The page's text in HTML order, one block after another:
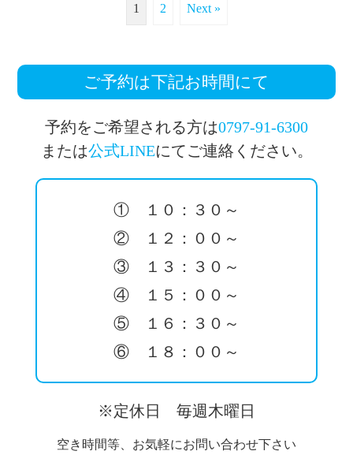
1 2 Next »
ご予約は下記お時間にて
予約をご希望される方は0797-91-6300
または公式LINEにてご連絡ください。
① １０：３０～
② １２：００～
③ １３：３０～
④ １５：００～
⑤ １６：３０～
⑥ １８：００～
※定休日 毎週木曜日
空き時間等、お気軽にお問い合わせ下さい